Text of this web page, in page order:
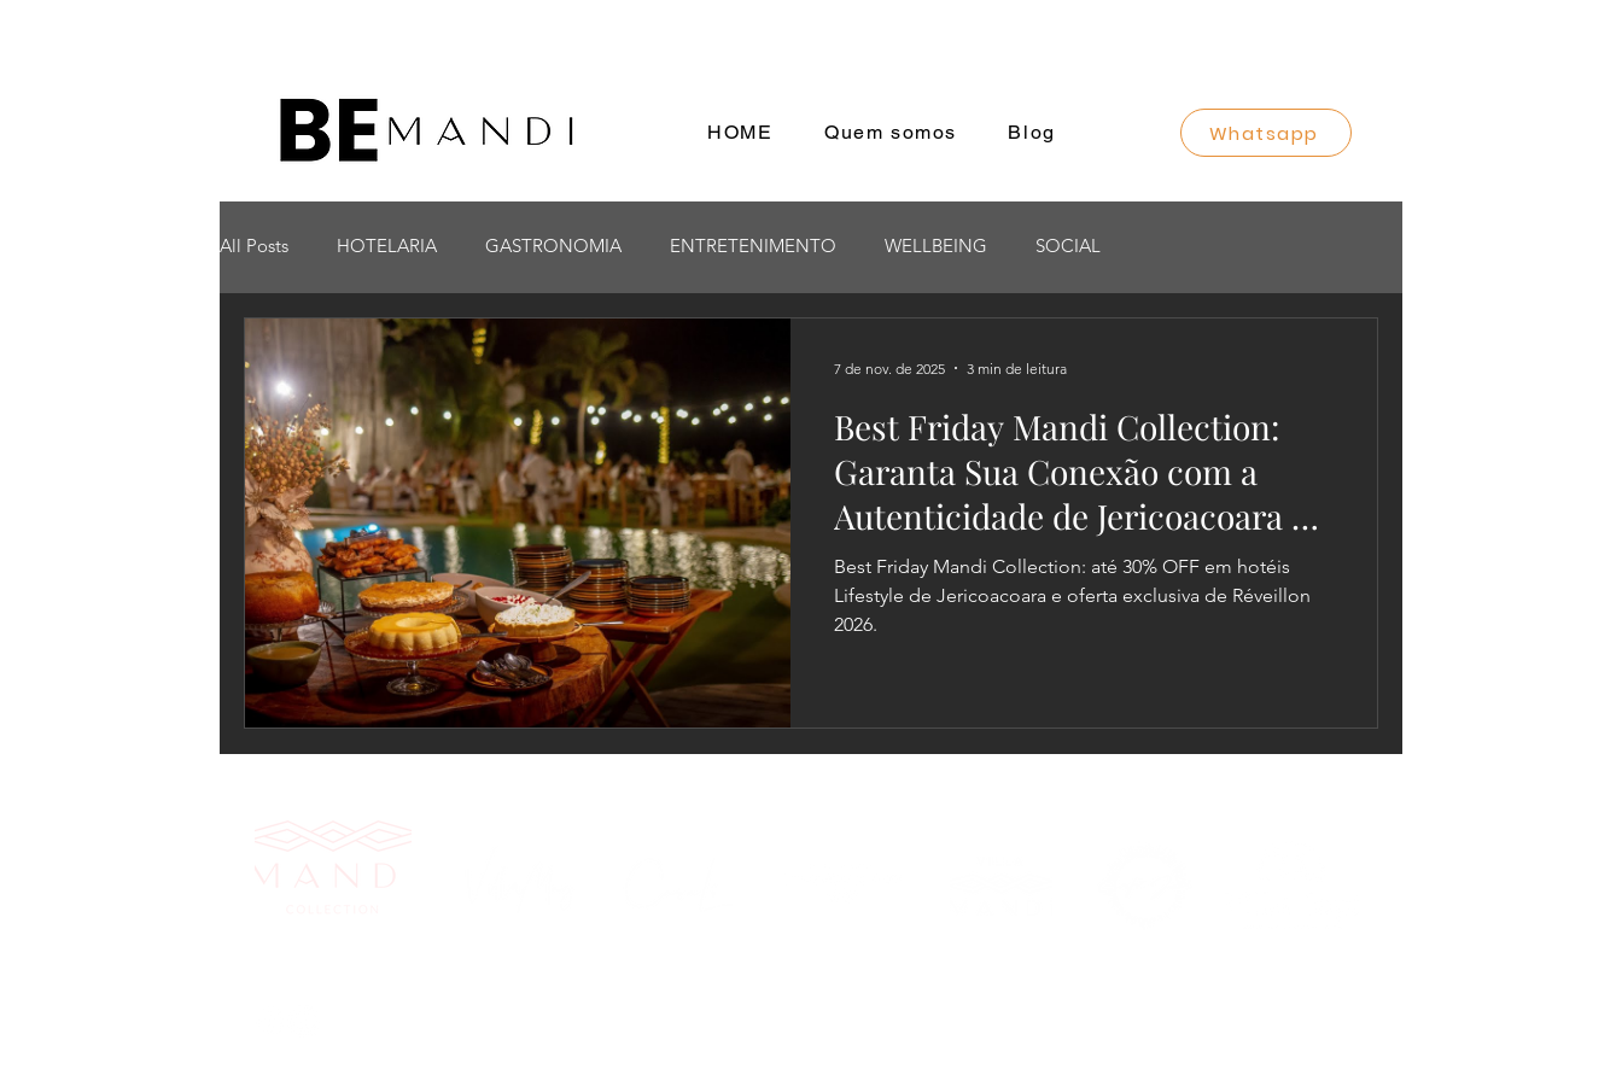
All Posts HOTELARIA GASTRONOMIA ENTRETENIMENTO WELLBEING SOCIAL
Best Friday Mandi Collection:
Garanta Sua Conexão com a
Autenticidade de Jericoacoara e
o Réveillon 2026
Best Friday Mandi Collection: até 30% OFF em hotéis
Lifestyle de Jericoacoara e oferta exclusiva de Réveillon
2026.
7 de nov. de 2025 3 min de leitura
HOME Quem somos Blog Whatsapp